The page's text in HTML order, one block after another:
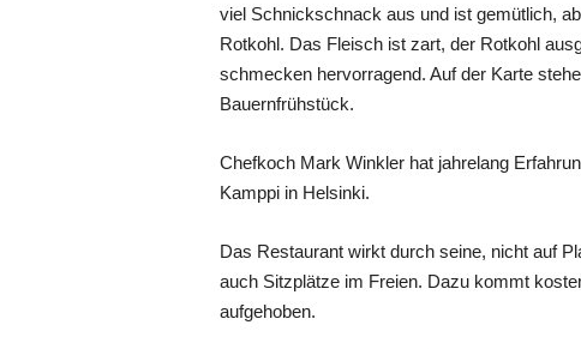
viel Schnickschnack aus und ist gemütlich,
Rotkohl. Das Fleisch ist zart, der Rotkohl
schmecken hervorragend. Auf der Karte
Bauernfrühstück.
Chefkoch Mark Winkler hat jahrelang
Kamppi in Helsinki.
Das Restaurant wirkt durch seine, nicht auf
auch Sitzplätze im Freien. Dazu kommt
aufgehoben.